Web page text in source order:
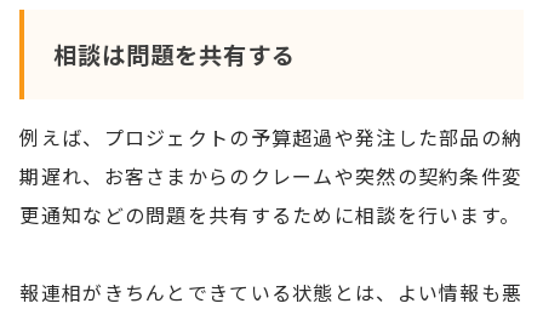
相談は問題を共有する
例えば、プロジェクトの予算超過や発注した部品の納
期遅れ、お客さまからのクレームや突然の契約条件変
更通知などの問題を共有するために相談を行います。
報連相がきちんとできている状態とは、よい情報も悪